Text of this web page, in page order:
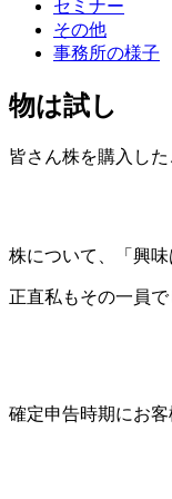
セミナー
その他
事務所の様子
物は試し
皆さん株を購入し
株について、「興
正直私もその一員
確定申告時期にお客